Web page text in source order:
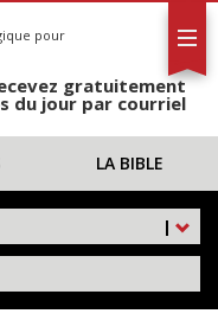
pour
gratuitement
du jour par courriel
LA BIBLE
|